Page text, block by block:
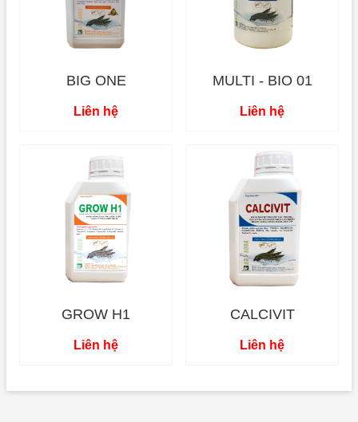
BIG ONE
Liên hệ
MULTI - BIO 01
Liên hệ
GROW H1
Liên hệ
CALCIVIT
Liên hệ